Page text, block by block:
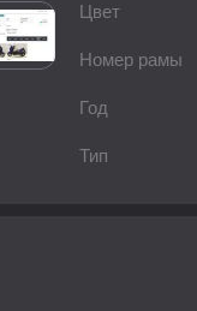
Цвет
Номер рамы
Год
Тип